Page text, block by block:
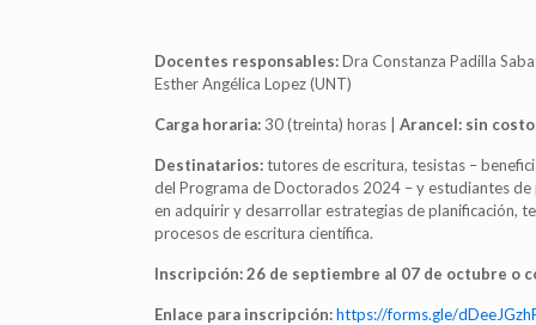
Docentes responsables:Dra Constanza Padilla
Esther Angélica Lopez (UNT)
Carga horaria: 30 (treinta) horas | Arancel: sin costo
Destinatarios:tutores de escritura, tesistas –
del Programa de Doctorados 2024 – y estudiantes
en adquirir y desarrollar estrategias de planificación,
procesos de escritura científica.
Inscripción: 26 de septiembre al 07 de octubre o
Enlace para inscripción:https://forms.gle/